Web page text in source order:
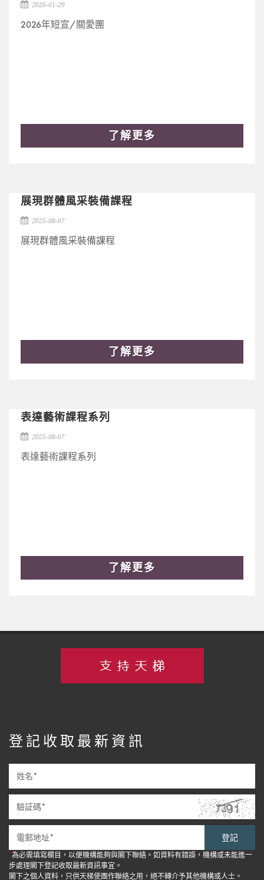
2026-01-29
2026年短宣/關愛團
了解更多
展現群體風采裝備課程
2025-08-07
展現群體風采裝備課程
了解更多
表達藝術課程系列
2025-08-07
表達藝術課程系列
了解更多
登記收取最新資訊
登記
*為必需填寫欄目，以便機構能夠與閣下聯絡。如資料有錯誤，機構或未能進一
步處理閣下登記收取最新資訊事宜。
閣下之個人資料，只供天梯使團作聯絡之用，絕不轉介予其他機構或人士。